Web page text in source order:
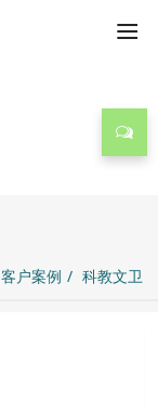
客户案例 科教文卫